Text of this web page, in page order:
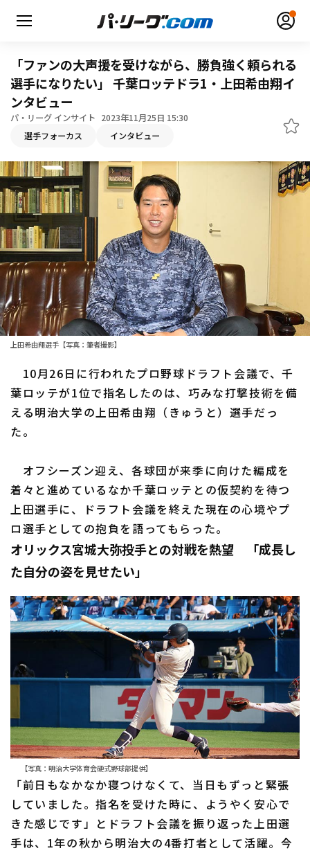
無料アカウント登録
HOME
動画
日程・結果
順位表･成績
1軍公式戦
ファーム東地区
ファーム西地区
交流戦
選手名鑑
選手名鑑トップ
北海道日本ハムファイターズ
東北楽天ゴールデンイーグルス
オリックス・バファローズ
福岡ソフトバンクホークス
ニュース
プライバシーポリシー
運営会社（別ウィンドウで開く） よくある質問
特定商取引法の表示 アルバイト募集（別ウィンドウで開く
「ファンの大声援を受けながら、勝負強く頼られる
選手になりたい」 千葉ロッテドラ1・上田希由翔イ
ンタビュー
パ・リーグ インサイト 2023年11月25日 15:30
選手フォーカス インタビュー
上田希由翔選手【写真：筆者撮影】
10月26日に行われたプロ野球ドラフト会議で、千
葉ロッテが1位で指名したのは、巧みな打撃技術を備
える明治大学の上田希由翔（きゅうと）選手だっ
た。
オフシーズン迎え、各球団が来季に向けた編成を
着々と進めているなか千葉ロッテとの仮契約を待つ
上田選手に、ドラフト会議を終えた現在の心境やプ
ロ選手としての抱負を語ってもらった。
オリックス宮城大弥投手との対戦を熱望 「成長し
た自分の姿を見せたい」
【写真：明治大学体育会硬式野球部提供】
「前日もなかなか寝つけなくて、当日もずっと緊張
していました。指名を受けた時に、ようやく安心で
きた感じです」とドラフト会議を振り返った上田選
手は、1年の秋から明治大の4番打者として活躍。今